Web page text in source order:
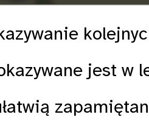
jest w